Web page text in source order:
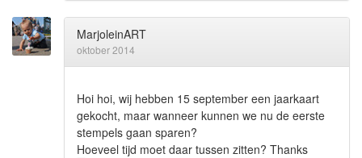
MarjoleinART
oktober 2014
Hoi hoi, wij hebben 15 september een jaarkaart
gekocht, maar wanneer kunnen we nu de eerste
stempels gaan sparen?
Hoeveel tijd moet daar tussen zitten? Thanks